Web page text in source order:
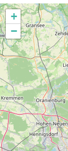
Preise
32,50 €
38,00 €
44,00 €
51,50 €
Die Gäste
Jeder 11. Platz
+
−